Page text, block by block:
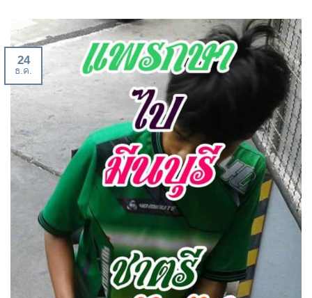
24
ธ.ค.